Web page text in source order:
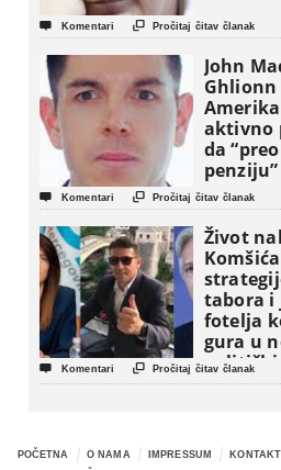
 Komentari  Pročitaj čitav članak
John
Ghlionn
aktivno
da
penziju”
 Komentari  Pročitaj čitav članak
Život
tabora i
fotelja
gura u
politički
 Komentari  Pročitaj čitav članak
POČETNA O NAMA IMPRESSUM KONTAKT